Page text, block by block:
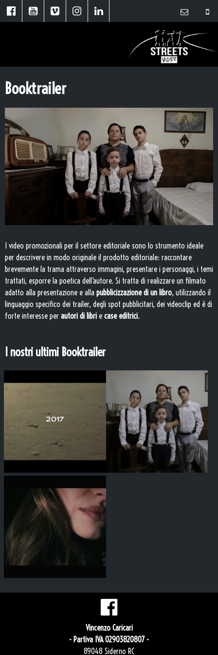
Booktrailer
I video promozionali per il settore editoriale sono lo strumento ideale
per descrivere in modo originale il prodotto editoriale: raccontare
brevemente la trama attraverso immagini, presentare i personaggi, i temi
trattati, esporre la poetica dell’autore. Si tratta di realizzare un filmato
adatto alla presentazione e alla pubblicizzazione di un libro, utilizzando il
linguaggio specifico dei trailer, degli spot pubblicitari, dei videoclip ed è di
forte interesse per autori di libri e case editrici.
I nostri ultimi Booktrailer
Vincenzo Caricari
- Partiva IVA 02903820807 -
89048 Siderno RC